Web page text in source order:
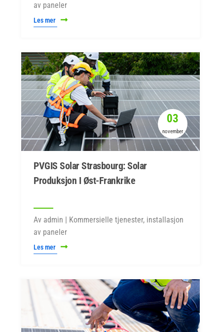
av paneler
Les mer
03
november
PVGIS Solar Strasbourg: Solar
Produksjon I Øst-Frankrike
Av admin | Kommersielle tjenester, installasjon
av paneler
Les mer